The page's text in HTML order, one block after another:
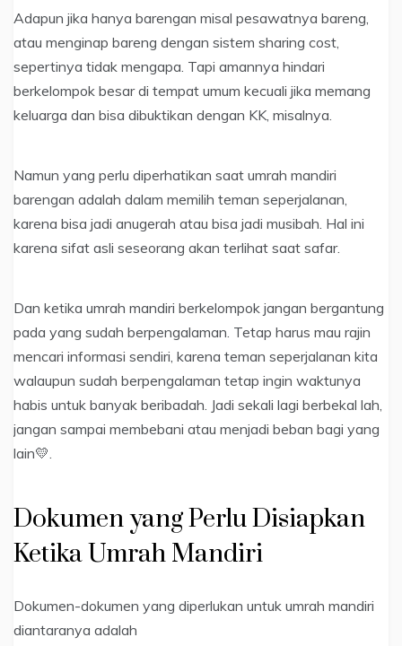
Adapun jika hanya barengan misal pesawatnya bareng,
atau menginap bareng dengan sistem sharing cost,
sepertinya tidak mengapa. Tapi amannya hindari
berkelompok besar di tempat umum kecuali jika memang
keluarga dan bisa dibuktikan dengan KK, misalnya.
Namun yang perlu diperhatikan saat umrah mandiri
barengan adalah dalam memilih teman seperjalanan,
karena bisa jadi anugerah atau bisa jadi musibah. Hal ini
karena sifat asli seseorang akan terlihat saat safar.
Dan ketika umrah mandiri berkelompok jangan bergantung
pada yang sudah berpengalaman. Tetap harus mau rajin
mencari informasi sendiri, karena teman seperjalanan kita
walaupun sudah berpengalaman tetap ingin waktunya
habis untuk banyak beribadah. Jadi sekali lagi berbekal lah,
jangan sampai membebani atau menjadi beban bagi yang
lain💛.
Dokumen yang Perlu Disiapkan
Ketika Umrah Mandiri
Dokumen-dokumen yang diperlukan untuk umrah mandiri
diantaranya adalah